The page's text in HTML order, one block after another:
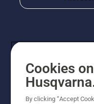
© Husqvarna® AB
Cookies on
By clicking “Accept